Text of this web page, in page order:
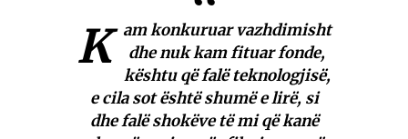
K
am konkuruar vazhdimisht
dhe nuk kam fituar fonde,
kështu që falë teknologjisë,
e cila sot është shumë e lirë, si
dhe falë shokëve të mi që kanë